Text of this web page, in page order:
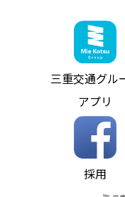
ミジュマルの
参宮バス
神都バス
パールシャトル
バス情報の見え
コミュニティバス
バス・タクシー
異常事態発生
アイコンの説明
インターネット
よくあるご質問
お問い合わせ
ザ・バスコレ
三重交通公式グ
ファンコーナー
お問い合わせ
お知らせ・最新
ニュースリリース
お問い合わせ
個人情報保護方針
ソーシャルメ
ホームページの
三重交通グル
アプリ
採用